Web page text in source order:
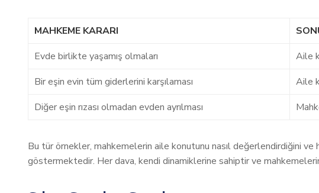
MAHKEME KARARI
Evde birlikte yaşamış olmaları
Aile
Bir eşin evin tüm giderlerini karşılaması
Aile
Diğer eşin rızası olmadan evden ayrılması
Bu tür örnekler, mahkemelerin aile konutunu nasıl değerlendirdiğini ve
göstermektedir. Her dava, kendi dinamiklerine sahiptir ve